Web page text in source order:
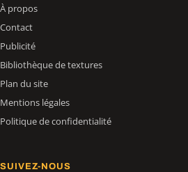
À propos
Contact
Publicité
Bibliothèque de textures
Plan du site
Mentions légales
Politique de confidentialité
SUIVEZ-NOUS